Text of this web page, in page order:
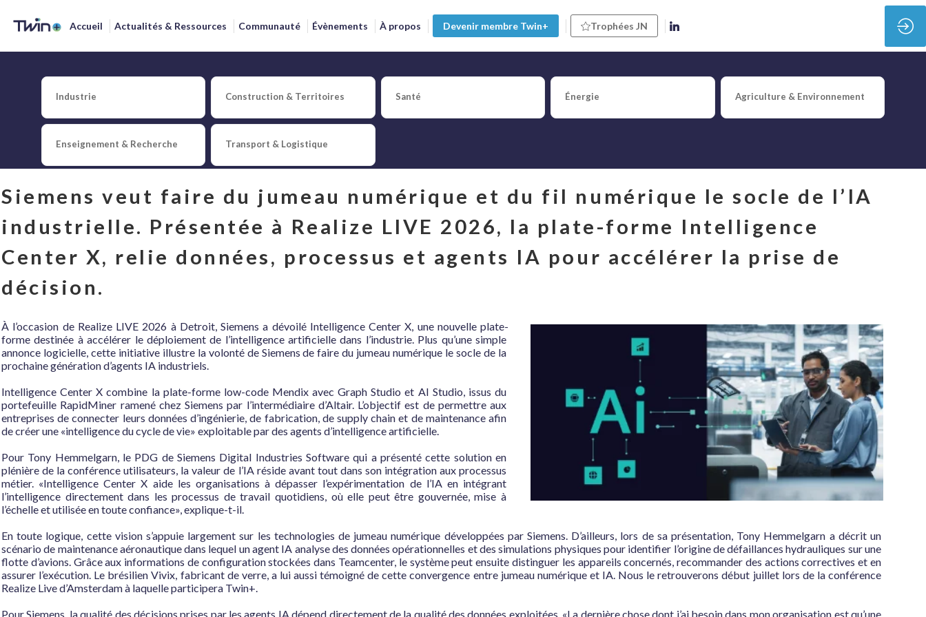
Accueil Actualités & Ressources Communauté Évènements À propos Devenir membre Twin+ Trophées JN
Publié le
Siemens veut faire du jumeau numérique et du fil numérique le socle de l’IA
industrielle. Présentée à Realize LIVE 2026, la plate-forme Intelligence
Center X, relie données, processus et agents IA pour accélérer la prise de
décision.
À l’occasion de Realize LIVE 2026 à Detroit, Siemens a dévoilé Intelligence Center X, une nouvelle plate-
forme destinée à accélérer le déploiement de l’intelligence artificielle dans l’industrie. Plus qu’une simple
annonce logicielle, cette initiative illustre la volonté de Siemens de faire du jumeau numérique le socle de la
prochaine génération d’agents IA industriels.
Intelligence Center X combine la plate-forme low-code Mendix avec Graph Studio et AI Studio, issus du
portefeuille RapidMiner ramené chez Siemens par l’intermédiaire d’Altair. L’objectif est de permettre aux
entreprises de connecter leurs données d’ingénierie, de fabrication, de supply chain et de maintenance afin
de créer une «intelligence du cycle de vie» exploitable par des agents d’intelligence artificielle.
Pour Tony Hemmelgarn, le PDG de Siemens Digital Industries Software qui a présenté cette solution en
plénière de la conférence utilisateurs, la valeur de l’IA réside avant tout dans son intégration aux processus
métier. «Intelligence Center X aide les organisations à dépasser l’expérimentation de l’IA en intégrant
l’intelligence directement dans les processus de travail quotidiens, où elle peut être gouvernée, mise à
l’échelle et utilisée en toute confiance», explique-t-il.
En toute logique, cette vision s’appuie largement sur les technologies de jumeau numérique développées par Siemens. D’ailleurs, lors de sa présentation, Tony Hemmelgarn a décrit un
scénario de maintenance aéronautique dans lequel un agent IA analyse des données opérationnelles et des simulations physiques pour identifier l’origine de défaillances hydrauliques sur une
flotte d’avions. Grâce aux informations de configuration stockées dans Teamcenter, le système peut ensuite distinguer les appareils concernés, recommander des actions correctives et en
assurer l’exécution. Le brésilien Vivix, fabricant de verre, a lui aussi témoigné de cette convergence entre jumeau numérique et IA. Nous le retrouverons début juillet lors de la conférence
Realize Live d’Amsterdam à laquelle participera Twin+.
Pour Siemens, la qualité des décisions prises par les agents IA dépend directement de la qualité des données exploitées. «La dernière chose dont j’ai besoin dans mon organisation est qu’une
Industrie Construction & Territoires Santé Énergie Agriculture & Environnement
Enseignement & Recherche Transport & Logistique